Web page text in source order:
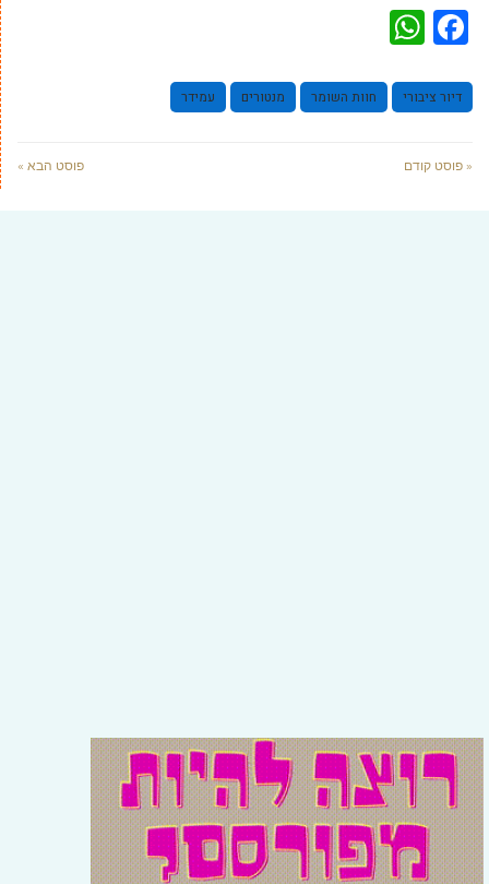
Facebook
דיור ציבורי חוות השומר מנטורים עמידר
« פוסט קודם פוסט הבא »